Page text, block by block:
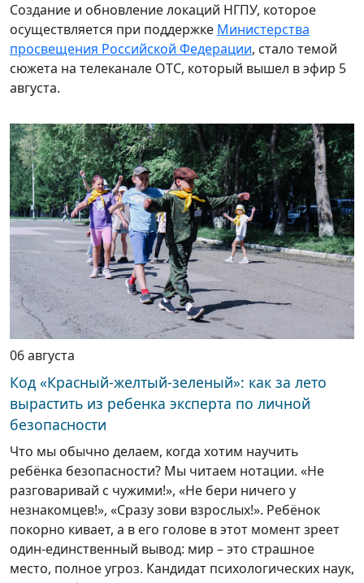
Создание и обновление локаций НГПУ, которое
осуществляется при поддержке Министерства
просвещения Российской Федерации, стало темой
сюжета на телеканале ОТС, который вышел в эфир 5
августа.
06 августа
Код «Красный-желтый-зеленый»: как за лето
вырастить из ребенка эксперта по личной
безопасности
Что мы обычно делаем, когда хотим научить
ребёнка безопасности? Мы читаем нотации. «Не
разговаривай с чужими!», «Не бери ничего у
незнакомцев!», «Сразу зови взрослых!». Ребёнок
покорно кивает, а в его голове в этот момент зреет
один-единственный вывод: мир – это страшное
место, полное угроз. Кандидат психологических наук,